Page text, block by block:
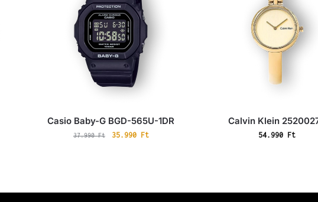
Casio Baby-G BGD-565U-1DR
37.990Ft 35.990 Ft
Calvin Klein
54.990 Ft